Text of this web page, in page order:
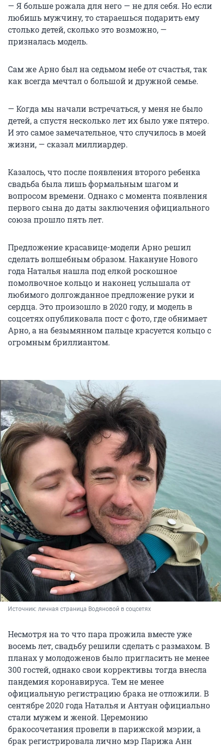
— Я больше рожала для него — не для себя. Но если
любишь мужчину, то стараешься подарить ему
столько детей, сколько это возможно, —
призналась модель.
Сам же Арно был на седьмом небе от счастья, так
как всегда мечтал о большой и дружной семье.
— Когда мы начали встречаться, у меня не было
детей, а спустя несколько лет их было уже пятеро.
И это самое замечательное, что случилось в моей
жизни, — сказал миллиардер.
Казалось, что после появления второго ребенка
свадьба была лишь формальным шагом и
вопросом времени. Однако с момента появления
первого сына до даты заключения официального
союза прошло пять лет.
Предложение красавице-модели Арно решил
сделать волшебным образом. Накануне Нового
года Наталья нашла под елкой роскошное
помолвочное кольцо и наконец услышала от
любимого долгожданное предложение руки и
сердца. Это произошло в 2020 году, и модель в
соцсетях опубликовала пост с фото, где обнимает
Арно, а на безымянном пальце красуется кольцо с
огромным бриллиантом.
Источник: личная страница Водяновой в соцсетях
Несмотря на то что пара прожила вместе уже
восемь лет, свадьбу решили сделать с размахом. В
планах у молодоженов было пригласить не менее
300 гостей, однако свои коррективы тогда внесла
пандемия коронавируса. Тем не менее
официальную регистрацию брака не отложили. В
сентябре 2020 года Наталья и Антуан официально
стали мужем и женой. Церемонию
бракосочетания провели в парижской мэрии, а
брак регистрировала лично мэр Парижа Анн